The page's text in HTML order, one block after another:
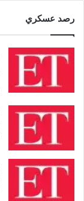
رصد عسكري